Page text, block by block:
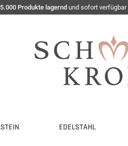
Produkte lagernd und sofort verfügbar
EDELSTAHL